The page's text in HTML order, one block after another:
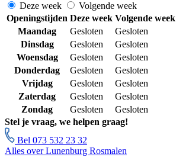
Deze week
Volgende week
Openingstijden Deze week Volgende week
Maandag
Gesloten
Gesloten
Dinsdag
Gesloten
Gesloten
Woensdag
Gesloten
Gesloten
Donderdag
Gesloten
Gesloten
Vrijdag
Gesloten
Gesloten
Zaterdag
Gesloten
Gesloten
Zondag
Gesloten
Gesloten
Stel je vraag, we helpen graag!
Bel 073 532 23 32
Alles over Lunenburg Rosmalen